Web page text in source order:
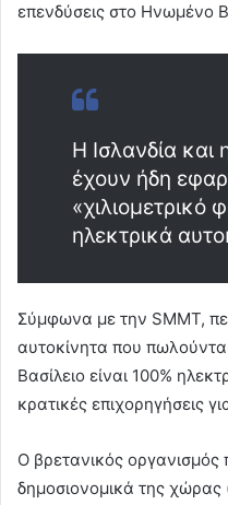
επενδύσεις στο Ηνωμένο
Η Ισλανδία και
έχουν ήδη
«χιλιομετρικό
ηλεκτρικά
Σύμφωνα με την SMMT,
αυτοκίνητα που
Βασίλειο είναι 100%
κρατικές επιχορηγήσεις
Ο βρετανικός
δημοσιονομικά της χώρας